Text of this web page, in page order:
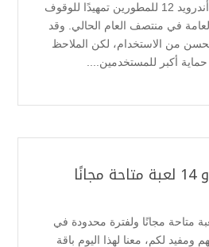
إصدار من نظام التشغيل أندرويد 12 للمطورين تمهيدًا للوقوف
في منتصف العام الحالي. وقد
من الاستخدام، لكن الملاحظ
أكبر للمستخدمين....
13 تطبيق أندرويد و 14 لعبة متاحة مجانًا
أندرويد و 14 لعبة متاحة مجانًا ولفترة محدودة في
ومفيد لكم، معنا لهذا اليوم باقة